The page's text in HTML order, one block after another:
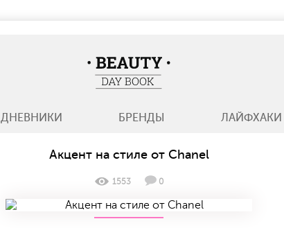
ДНЕВНИКИ БРЕНДЫ ЛАЙФХАКИ
BeautyDayBook
Акцент на стиле от Chanel
1553 0